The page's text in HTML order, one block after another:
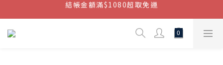
結帳金額滿$1080超取免運
結帳金額滿$1080超取免運
七周年慶，滿1890折150 (…依此類推)
點我加入官方LINE帳號，獲得50元現金券